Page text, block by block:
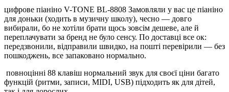
цифрове піаніно V-TONE BL-8808 Замовляли у вас це піаніно
для доньки (ходить в музичну школу), чесно — довго
вибирали, бо не хотіли брати щось зовсім дешеве, але й
переплачувати за бренд не було сенсу. По доставці все ок:
передзвонили, відправили швидко, на пошті перевірили — без
пошкоджень, все запаковано нормально.
повноцінні 88 клавіш нормальний звук для своєї ціни багато
функцій (ритми, записи, MIDI, USB) підходить як для дітей,